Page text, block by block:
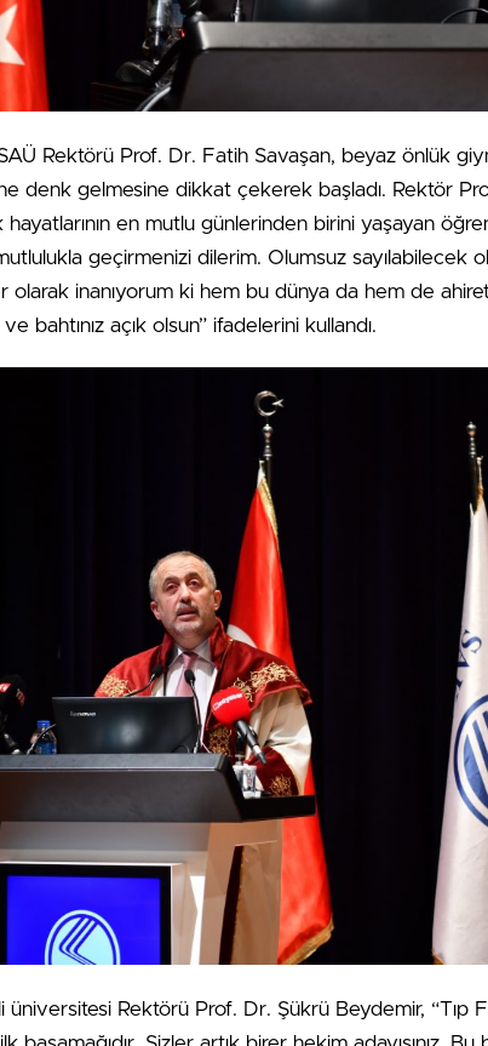
SAÜ Rektörü Prof. Dr. Fatih Savaşan, beyaz önlük
denk gelmesine dikkat çekerek başladı. Rektör
en mutlu günlerinden birini yaşayan
geçirmenizi dilerim. Olumsuz sayılabilecek
olarak inanıyorum ki hem bu dünya da hem de
bahtınız açık olsun” ifadelerini kullandı.
üniversitesi Rektörü Prof. Dr. Şükrü Beydemir, “Tıp